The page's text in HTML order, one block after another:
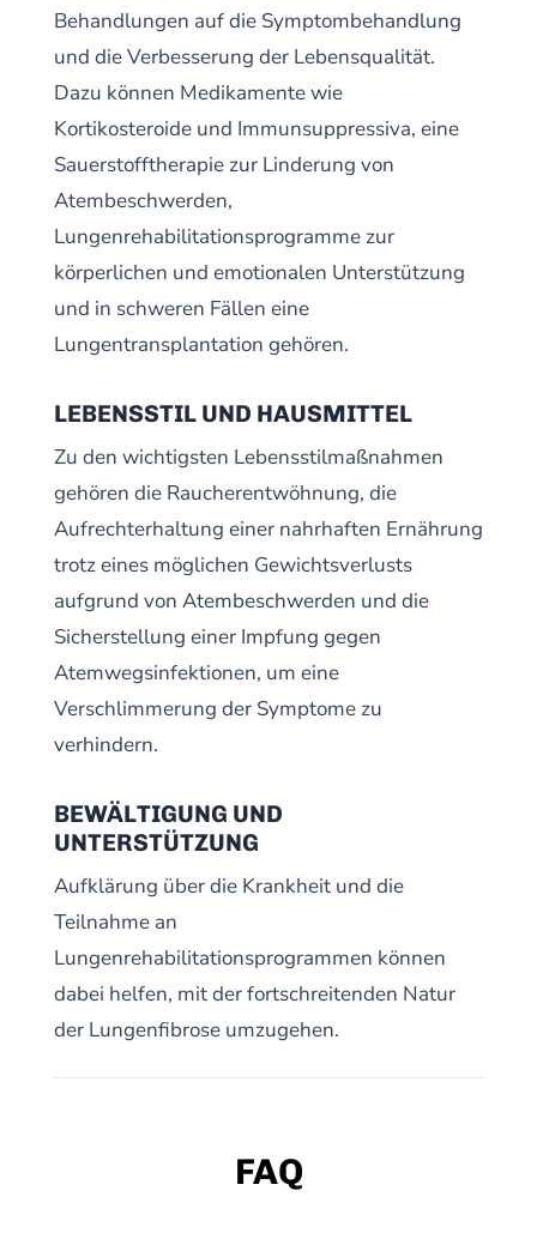
Behandlungen auf die Symptombehandlung
und die Verbesserung der Lebensqualität.
Dazu können Medikamente wie
Kortikosteroide und Immunsuppressiva, eine
Sauerstofftherapie zur Linderung von
Atembeschwerden,
Lungenrehabilitationsprogramme zur
körperlichen und emotionalen Unterstützung
und in schweren Fällen eine
Lungentransplantation gehören.
LEBENSSTIL UND HAUSMITTEL
Zu den wichtigsten Lebensstilmaßnahmen
gehören die Raucherentwöhnung, die
Aufrechterhaltung einer nahrhaften Ernährung
trotz eines möglichen Gewichtsverlusts
aufgrund von Atembeschwerden und die
Sicherstellung einer Impfung gegen
Atemwegsinfektionen, um eine
Verschlimmerung der Symptome zu
verhindern.
BEWÄLTIGUNG UND
UNTERSTÜTZUNG
Aufklärung über die Krankheit und die
Teilnahme an
Lungenrehabilitationsprogrammen können
dabei helfen, mit der fortschreitenden Natur
der Lungenfibrose umzugehen.
FAQ